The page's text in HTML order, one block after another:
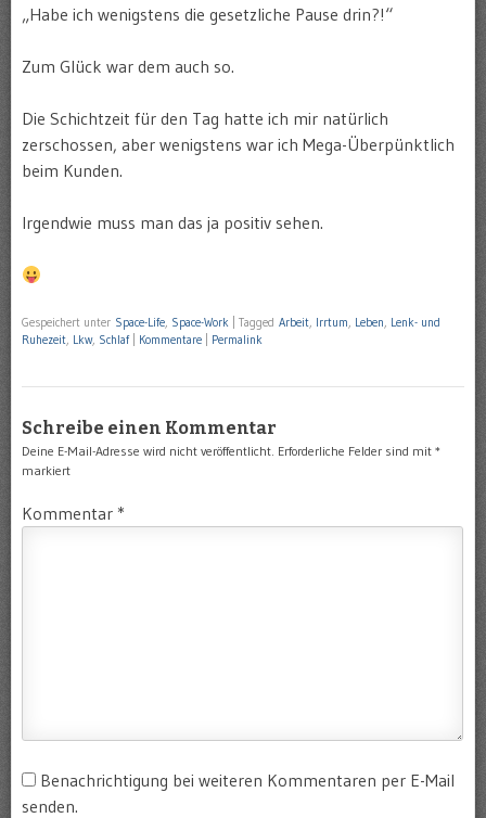
„Habe ich wenigstens die gesetzliche Pause drin?!“
Zum Glück war dem auch so.
Die Schichtzeit für den Tag hatte ich mir natürlich
zerschossen, aber wenigstens war ich Mega-Überpünktlich
beim Kunden.
Irgendwie muss man das ja positiv sehen.
Gespeichert unter Space-Life, Space-Work Tagged Arbeit, Irrtum, Leben, Lenk- und
Ruhezeit, Lkw, Schlaf Kommentare Permalink
Schreibe einen Kommentar
Deine E-Mail-Adresse wird nicht veröffentlicht. Erforderliche Felder sind mit *
markiert
Kommentar *
Benachrichtigung bei weiteren Kommentaren per E-Mail
senden.